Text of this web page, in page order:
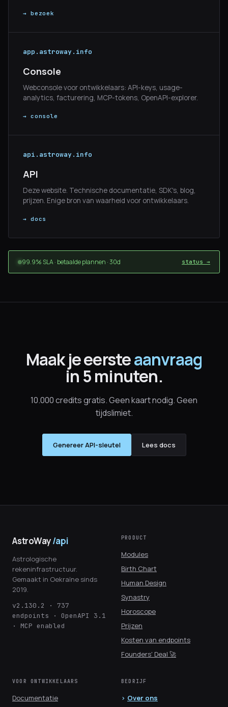
→ bezoek
app.astroway.info
Console
Webconsole voor ontwikkelaars: API-keys, usage-
analytics, facturering, MCP-tokens, OpenAPI-explorer.
→ console
api.astroway.info
API
Deze website. Technische documentatie, SDK's, blog,
prijzen. Enige bron van waarheid voor ontwikkelaars.
→ docs
99.9% SLA · betaalde plannen · 30d status →
Maak je eersteaanvraag
in 5 minuten.
10.000 credits gratis. Geen kaart nodig. Geen
tijdslimiet.
Genereer API-sleutel Lees docs
AstroWay/api
Astrologische
rekeninfrastructuur.
Gemaakt in Oekraïne sinds
2019.
v2.130.2 · 737
endpoints · OpenAPI 3.1
· MCP enabled
PRODUCT
Modules
Birth Chart
Human Design
Synastry
Horoscope
Prijzen
Kosten van endpoints
Founders' Deal 🚀
VOOR ONTWIKKELAARS
Documentatie
BEDRIJF
Over ons